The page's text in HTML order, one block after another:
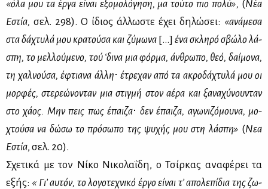
«όλα μου τα έρ­γα εί­ναι εξο­μο­λό­γη­ση, μα τού­το πιο πο­λύ», (Νέα
Εστία, σελ. 298). Ο ίδιος άλ­λω­στε έχει δη­λώ­σει: «ανά­με­σα
στα δά­χτυ­λά μου κρα­τού­σα και ζύ­μω­να [...] ένα σκλη­ρό σβώ­λο λά­
σπη, το μελ­λού­με­νο, τού ‘δι­να μια φόρ­μα, άν­θρω­πο, θεό, δαί­μο­να,
τη χαλ­νού­σα, έφτια­να άλ­λη⋅ έτρε­χαν από τα ακρο­δά­χτυ­λά μου οι
μορ­φές, στε­ρε­ώ­νο­νταν μια στιγ­μή στον αέ­ρα και ξα­να­χύ­νου­νταν
στο χά­ος. Μην πεις πως έπαι­ζα⋅ δεν έπαι­ζα, αγω­νι­ζό­μου­να, μο­
χτού­σα να δώ­σω το πρό­σω­πο της ψυ­χής μου στη λά­σπη» (Νεα
Εστία, σελ. 20).
Σχε­τι­κά με τον Νί­κο Νι­κο­λα­ΐ­δη, ο Τσίρ­κας ανα­φέ­ρει τα
εξής: « Γι’ αυ­τόν, το λο­γο­τε­χνι­κό έρ­γο εί­ναι τ’ απο­λε­πί­δια της ζω­